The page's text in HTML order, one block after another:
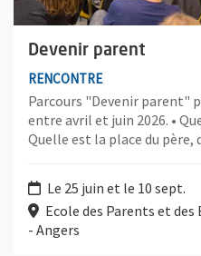
Devenir parent
RENCONTRE
Parcours "Devenir parent"
entre avril et juin 2026. •
Quelle est la place du père,
Le 25 juin et le 10 sept.
Ecole des Parents et
- Angers